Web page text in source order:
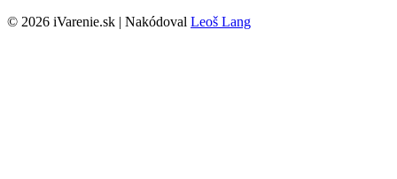
© 2026 iVarenie.sk | Nakódoval Leoš Lang